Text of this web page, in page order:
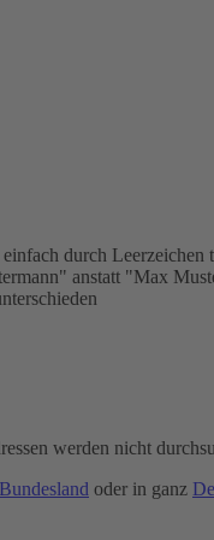
durch Leerzeichen
anstatt "Max
werden nicht
Bundesland oder in ganz